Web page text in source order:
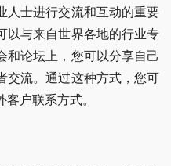
人士进行交流和互动的重要
以与来自世界各地的行业专
和论坛上，您可以分享自己
交流。通过这种方式，您可
户联系方式。